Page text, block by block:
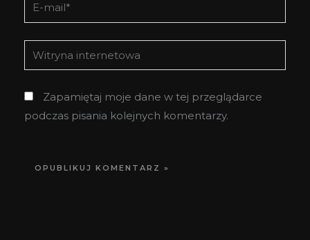
mail*
Witryna
internetowa
Zapamiętaj moje dane w tej przeglądarce
podczas pisania kolejnych komentarzy.